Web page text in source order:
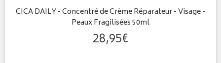
CICA DAILY - Concentré de Crème Réparateur - Visage -
Peaux Fragilisées 50ml
28,95€